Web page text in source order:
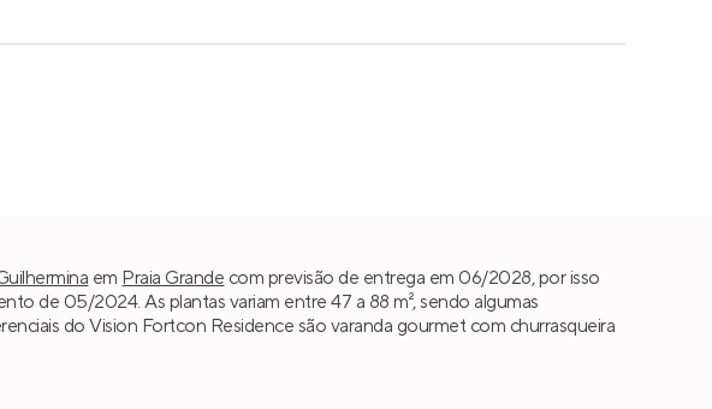
em Praia Grande com previsão de entrega em 06/2028, por isso
de 05/2024. As plantas variam entre 47 a 88 m², sendo algumas
do Vision Fortcon Residence são varanda gourmet com churrasqueira